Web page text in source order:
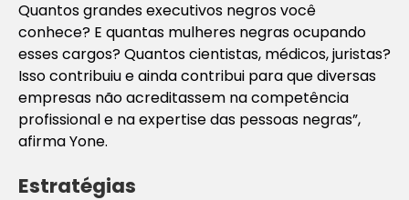
Quantos grandes executivos negros você
conhece? E quantas mulheres negras ocupando
esses cargos? Quantos cientistas, médicos, juristas?
Isso contribuiu e ainda contribui para que diversas
empresas não acreditassem na competência
profissional e na expertise das pessoas negras”,
afirma Yone.
Estratégias